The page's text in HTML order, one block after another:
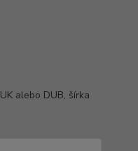
alebo DUB, šírka